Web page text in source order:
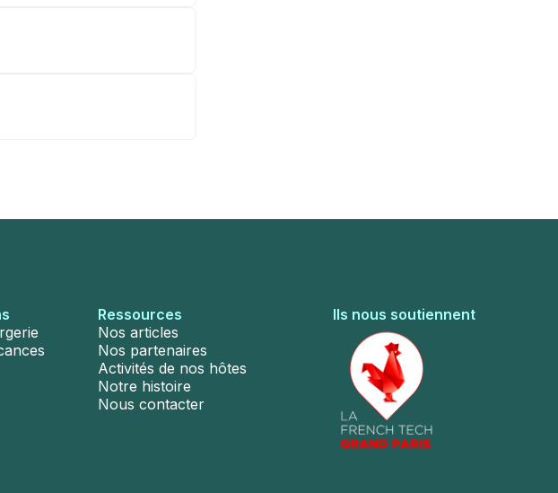
Ressources
Nos articles
Nos partenaires
Activités de nos hôtes
Notre histoire
Nous contacter
Ils nous soutiennent